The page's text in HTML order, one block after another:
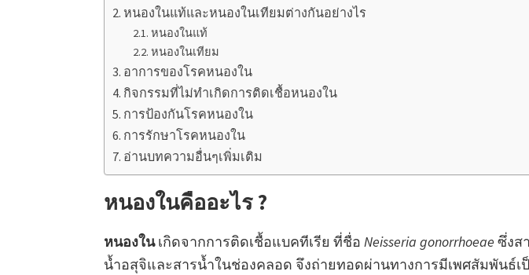
หนองในแท้และหนองในเทียมต่างกันอย่างไร
หนองในแท้
หนองในเทียม
อาการของโรคหนองใน
กิจกรรมที่ไม่ทำเกิดการติดเชื้อหนองใน
การป้องกันโรคหนองใน
การรักษาโรคหนองใน
อ่านบทความอื่นๆเพิ่มเติม
หนองในคืออะไร ?
หนองในเกิดจากการติดเชื้อแบคทีเรีย ที่ชื่อ Neisseria gonorrhoeae ซึ่งส
น้ำอสุจิและสารน้ำในช่องคลอด จึงถ่ายทอดผ่านทางการมีเพศสัมพันธ์เ